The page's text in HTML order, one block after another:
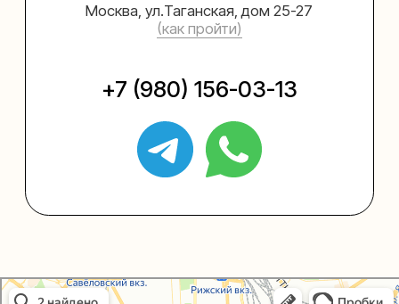
Упаковали Онлайн в Москве
Москва
Согласие на обработку персональных данных
help@upakovali.online
Sospeso wrap
О нас
В личный кабинет